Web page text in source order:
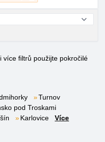
více filtrů použijte pokročilé
Turnov
pod Troskami
Karlovice
Více